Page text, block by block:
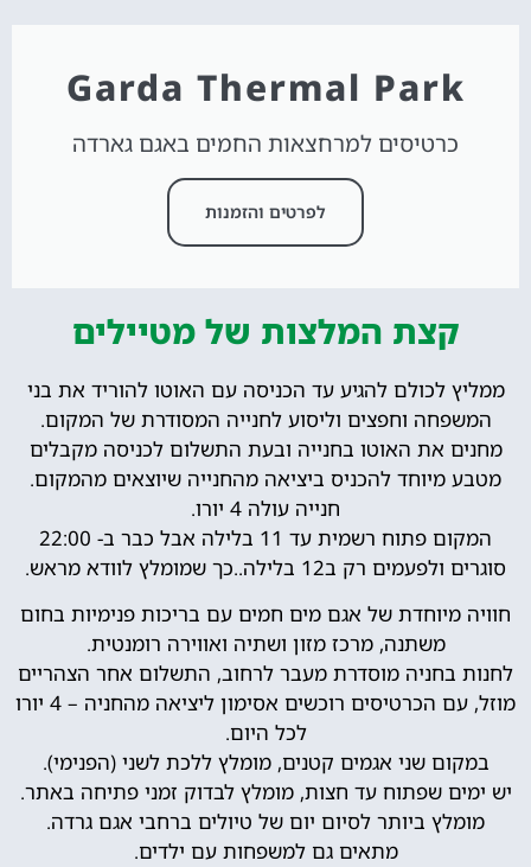
Garda Thermal Park
כרטיסים למרחצאות החמים באגם גארדה
לפרטים והזמנות
קצת המלצות של מטיילים
ממליץ לכולם להגיע עד הכניסה עם האוטו להוריד את בני
המשפחה וחפצים וליסוע לחנייה המסודרת של המקום.
מחנים את האוטו בחנייה ובעת התשלום לכניסה מקבלים
מטבע מיוחד להכניס ביציאה מהחנייה שיוצאים מהמקום.
חנייה עולה 4 יורו.
המקום פתוח רשמית עד 11 בלילה אבל כבר ב- 22:00
סוגרים ולפעמים רק ב12 בלילה..כך שמומלץ לוודא מראש.
חוויה מיוחדת של אגם מים חמים עם בריכות פנימיות בחום
משתנה, מרכז מזון ושתיה ואווירה רומנטית.
לחנות בחניה מוסדרת מעבר לרחוב, התשלום אחר הצהריים
מוזל, עם הכרטיסים רוכשים אסימון ליציאה מהחניה – 4 יורו
לכל היום.
במקום שני אגמים קטנים, מומלץ ללכת לשני (הפנימי).
יש ימים שפתוח עד חצות, מומלץ לבדוק זמני פתיחה באתר.
מומלץ ביותר לסיום יום של טיולים ברחבי אגם גרדה.
מתאים גם למשפחות עם ילדים.